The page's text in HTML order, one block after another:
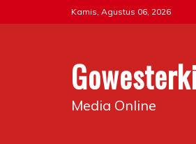
to
Kamis, Agustus 06, 2026
Media Online